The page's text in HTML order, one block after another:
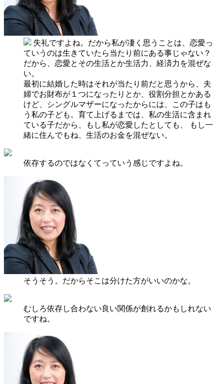
失礼ですよね。だから私が凄く思うことは、恋愛っ
ていうのは生きていたら当たり前にある事じゃない？
だから、恋愛とその生活とか生活力、経済力を混ぜな
い。
最初に結婚した時はそれが当たり前だと思うから、夫
婦でお財布が１つになったりとか、役割分担とかある
けど、シングルマザーになったからには、この子はも
う私の子ども。育て上げるまでは、私の生活に含まれ
ている子だから、もし私が恋愛したとしても、 もし一
緒に住んでもね、生活のお金を混ぜない。
依存するのではなくてっていう感じですよね。
そうそう。だからそこは分けた方がいいのかな。
むしろ依存し合わない良い関係が創れるかもしれない
ですね。